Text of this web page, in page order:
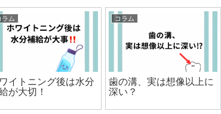
コラム
「歯の黄ばみ＝汚れ」じ
ゃない！？
コラム
歯磨きしているのに白く
ならない理由